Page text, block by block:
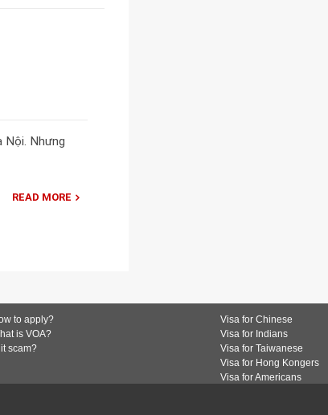
Nội. Nhưng
READ MORE
to apply?
is VOA?
it scam?
Visa for Chinese
Visa for Indians
Visa for Taiwanese
Visa for Hong Kongers
Visa for Americans